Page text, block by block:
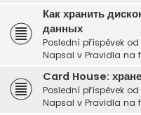
Как хранить
данных
Poslední příspěvek od
Napsal v Pravidla na
Card House:
Poslední příspěvek od
Napsal v Pravidla na